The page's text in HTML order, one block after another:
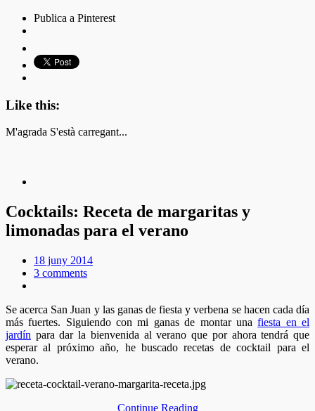
Publica a Pinterest
Like this:
M'agrada S'està carregant...
Cocktails: Receta de margaritas y
limonadas para el verano
18 juny 2014
3 comments
Se acerca San Juan y las ganas de fiesta y verbena se hacen cada día
más fuertes. Siguiendo con mi ganas de montar unafiesta en el
jardín para dar la bienvenida al verano que por ahora tendrá que
esperar al próximo año, he buscado recetas de cocktail para el
verano.
Continue Reading